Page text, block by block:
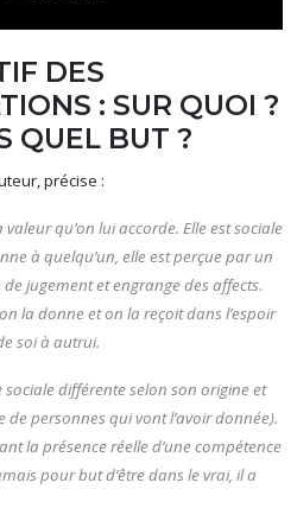
DES
: SUR QUOI ?
QUEL BUT ?
précise :
qu’on lui accorde. Elle est sociale
à quelqu’un, elle est perçue par un
jugement et engrange des affects.
la donne et on la reçoit dans l’espoir
soi à autrui.
différente selon son origine et
personnes qui vont l’avoir donnée).
la présence réelle d’une compétence
pour but d’être dans le vrai, il a